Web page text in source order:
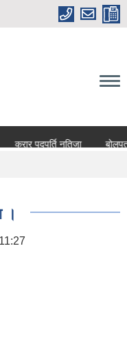
करार पदपुर्ति नतिजा
।